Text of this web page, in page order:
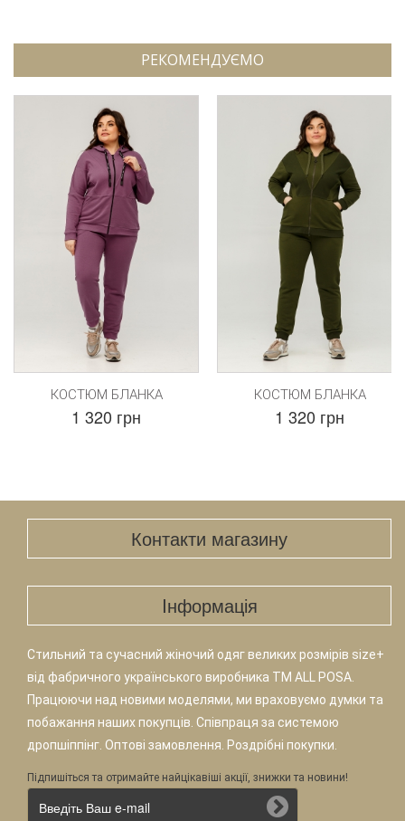
РЕКОМЕНДУЄМО
КОСТЮМ БЛАНКА
1 320 грн
КОСТЮМ БЛАНКА
1 320 грн
Контакти магазину
Iнформація
Стильний та сучасний жіночий одяг великих розмірів size+
від фабричного українського виробника TM ALL POSA.
Працюючи над новими моделями, ми враховуємо думки та
побажання наших покупців. Співпраця за системою
дропшіппінг. Оптові замовлення. Роздрібні покупки.
Підпишіться та отримайте найцікавіші акції, знижки та новини!